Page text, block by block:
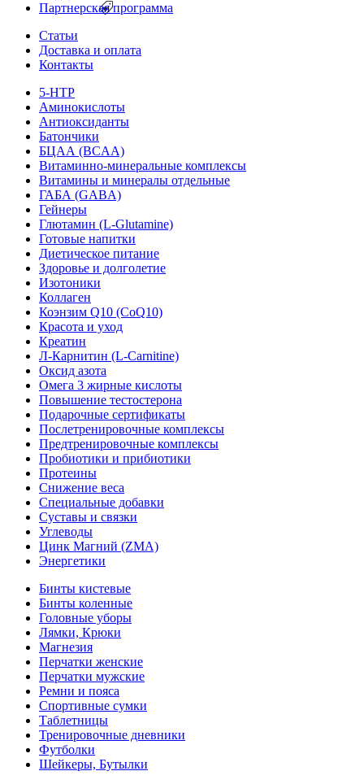
Партнерская программа
Статьи
Доставка и оплата
Контакты
5-HTP
Аминокислоты
Антиоксиданты
Батончики
БЦАА (BCAA)
Витаминно-минеральные комплексы
Витамины и минералы отдельные
ГАБА (GABA)
Гейнеры
Глютамин (L-Glutamine)
Готовые напитки
Диетическое питание
Здоровье и долголетие
Изотоники
Коллаген
Коэнзим Q10 (CoQ10)
Красота и уход
Креатин
Л-Карнитин (L-Сarnitine)
Оксид азота
Омега 3 жирные кислоты
Повышение тестостерона
Подарочные сертификаты
Послетренировочные комплексы
Предтренировочные комплексы
Пробиотики и прибиотики
Протеины
Снижение веса
Специальные добавки
Суставы и связки
Углеводы
Цинк Магний (ZMA)
Энергетики
Бинты кистевые
Бинты коленные
Головные уборы
Лямки, Крюки
Магнезия
Перчатки женские
Перчатки мужские
Ремни и пояса
Спортивные сумки
Таблетницы
Тренировочные дневники
Футболки
Шейкеры, Бутылки